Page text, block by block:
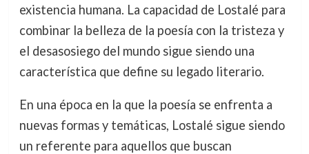
existencia humana. La capacidad de Lostalé para
combinar la belleza de la poesía con la tristeza y
el desasosiego del mundo sigue siendo una
característica que define su legado literario.
En una época en la que la poesía se enfrenta a
nuevas formas y temáticas, Lostalé sigue siendo
un referente para aquellos que buscan